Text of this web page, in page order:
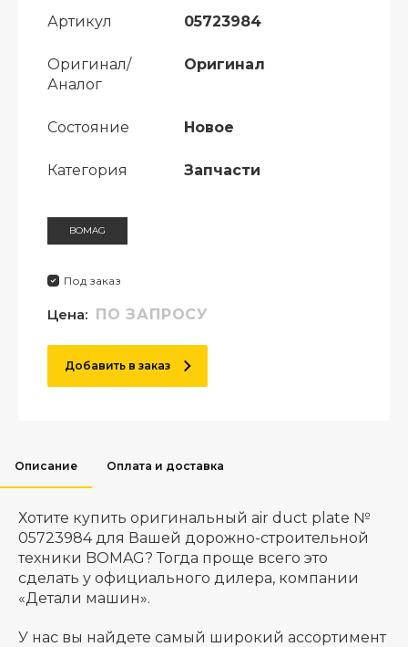
Артикул 05723984
Оригинал/
Аналог
Оригинал
Состояние Новое
Категория Запчасти
BOMAG
Под заказ
Цена: ПО ЗАПРОСУ
Добавить в заказ
Описание Оплата и доставка
Хотите купить оригинальный air duct plate №
05723984 для Вашей дорожно-строительной
техники BOMAG? Тогда проще всего это
сделать у официального дилера, компании
«Детали машин».
У нас вы найдете самый широкий ассортимент